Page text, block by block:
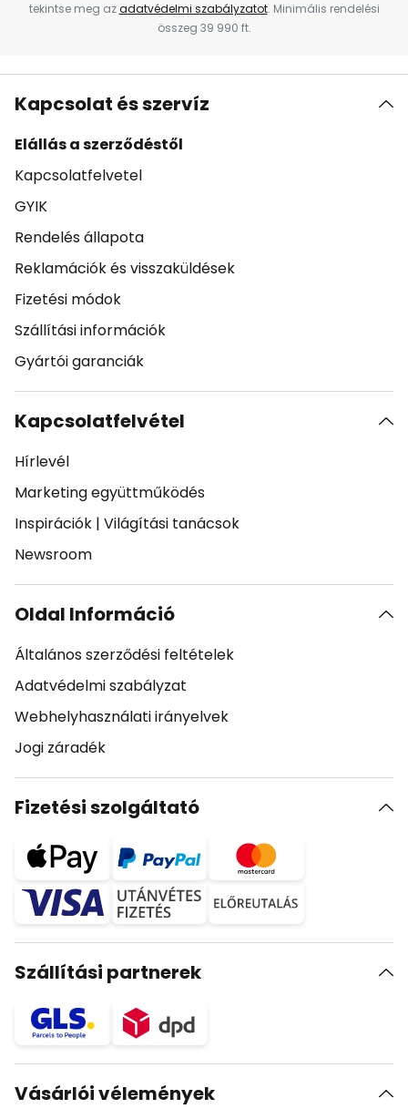
tekintse meg azadatvédelmi szabályzatot. Minimális rendelési
összeg 39 990 ft.
Kapcsolat és szervíz
Elállás a szerződéstől
Kapcsolatfelvetel
GYIK
Rendelés állapota
Reklamációk és visszaküldések
Fizetési módok
Szállítási információk
Gyártói garanciák
Kapcsolatfelvétel
Hírlevél
Marketing együttműködés
Inspirációk | Világítási tanácsok
Newsroom
Oldal Információ
Általános szerződési feltételek
Adatvédelmi szabályzat
Webhelyhasználati irányelvek
Jogi záradék
Fizetési szolgáltató
Szállítási partnerek
Vásárlói vélemények